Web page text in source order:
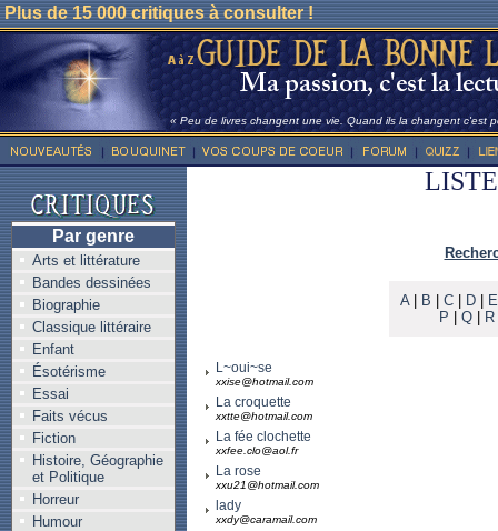
Plus de 15 000 critiques à consulter !
« Peu de livres changent une vie. Quand ils la changent c'est
Par genre
Arts et littérature
Bandes dessinées
Biographie
Classique littéraire
Enfant
Ésotérisme
Essai
Faits vécus
Fiction
Histoire, Géographie
et Politique
Horreur
Humour
A| B C| D| E
P
Q R
L~oui~se
xxise@hotmail.com
La croquette
xxtte@hotmail.com
La fée clochette
xxfee.clo@aol.fr
La rose
xxu21@hotmail.com
lady
xxdy@caramail.com